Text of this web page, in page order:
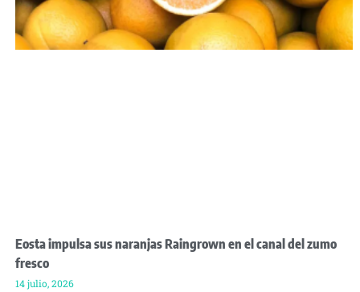
Eosta impulsa sus naranjas Raingrown en el canal del zumo
fresco
14 julio, 2026